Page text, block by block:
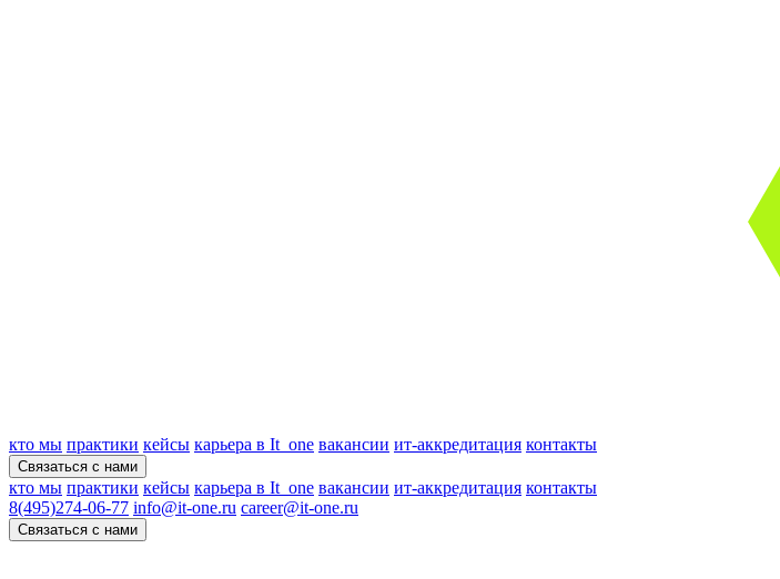
кто мы практики кейсы карьера в It_one вакансии ит-аккредитация контакты
Связаться с нами
кто мы практики кейсы карьера в It_one вакансии ит-аккредитация контакты
8(495)274-06-77 info@it-one.ru career@it-one.ru
Связаться с нами